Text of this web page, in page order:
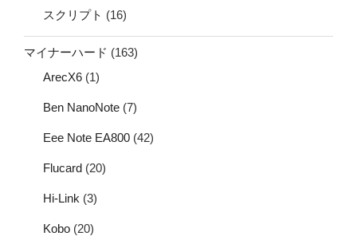
スクリプト (16)
マイナーハード (163)
ArecX6 (1)
Ben NanoNote (7)
Eee Note EA800 (42)
Flucard (20)
Hi-Link (3)
Kobo (20)